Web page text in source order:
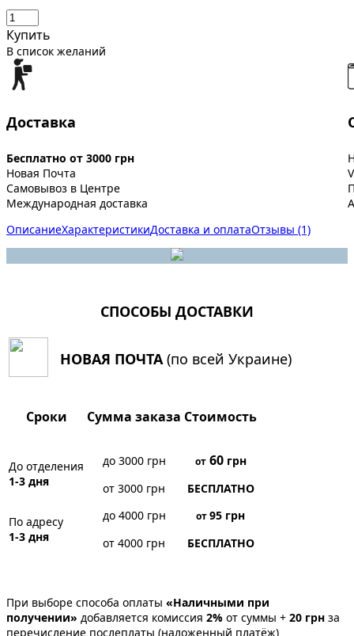
Купить
В список желаний
Доставка
Бесплатно от 3000 грн
Новая Почта
Самовывоз в Центре
Международная доставка
ОписаниеХарактеристикиДоставка и оплатаОтзывы (1)
СПОСОБЫ ДОСТАВКИ
НОВАЯ ПОЧТА(по всей Украине)
Сроки Сумма заказа Стоимость
До отделения
1-3 дня
до 3000 грн от60грн
от 3000 грн
БЕСПЛАТНО
По адресу
1-3 дня
до 4000 грн от95 грн
от 4000 грн
БЕСПЛАТНО
При выборе способа оплаты «Наличными при
получении» добавляется комиссия 2% от суммы + 20 грн за
перечисление послеплаты (наложенный платёж)